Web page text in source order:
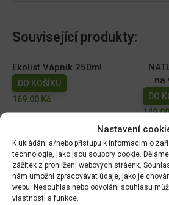
Nastavení
K ukládání a/nebo přístupu k informacím o
technologie, jako jsou soubory cookie.
zážitek z prohlížení webových stráenk.
nám umožní zpracovávat údaje, jako je
webu. Nesouhlas nebo odvolání souhlasu
vlastnosti a funkce.
Související produkty:
Ekolist Vápník 250ml
DO KOŠÍKU
169.00 Kč
na
DO
AGRO Cererit Hobby GOLD
s guánem 1l
DO KOŠÍKU
95.00Kč
DO